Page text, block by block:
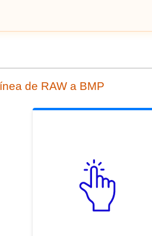
de RAW a BMP